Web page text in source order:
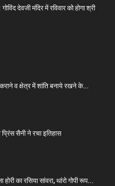
देवजी मंदिर में रविवार को होगा श्री
कराने व क्षेत्र में शांति बनाये रखने के...
सैनी ने रचा इतिहास
होरी का रसिया सांवरा, थांरो गोपी रूप...